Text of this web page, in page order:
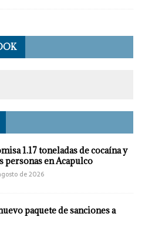
1.17 toneladas de cocaína y
personas en Acapulco
de 2026
paquete de sanciones a